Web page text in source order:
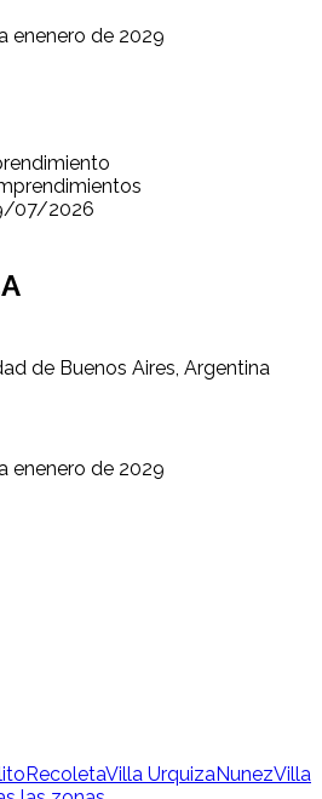
enenero de 2029
07/2026
de Buenos Aires, Argentina
enenero de 2029
RecoletaVilla UrquizaNunezVilla